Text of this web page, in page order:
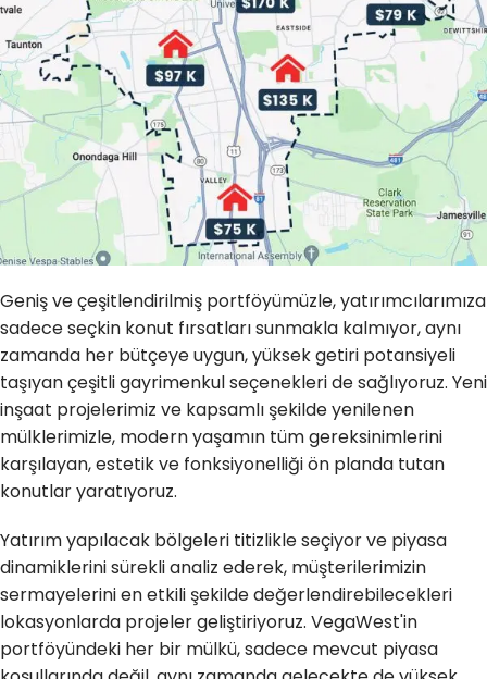
Geniş ve çeşitlendirilmiş portföyümüzle, yatırımcılarımıza
sadece seçkin konut fırsatları sunmakla kalmıyor, aynı
zamanda her bütçeye uygun, yüksek getiri potansiyeli
taşıyan çeşitli gayrimenkul seçenekleri de sağlıyoruz. Yeni
inşaat projelerimiz ve kapsamlı şekilde yenilenen
mülklerimizle, modern yaşamın tüm gereksinimlerini
karşılayan, estetik ve fonksiyonelliği ön planda tutan
konutlar yaratıyoruz.
Yatırım yapılacak bölgeleri titizlikle seçiyor ve piyasa
dinamiklerini sürekli analiz ederek, müşterilerimizin
sermayelerini en etkili şekilde değerlendirebilecekleri
lokasyonlarda projeler geliştiriyoruz. VegaWest'in
portföyündeki her bir mülkü, sadece mevcut piyasa